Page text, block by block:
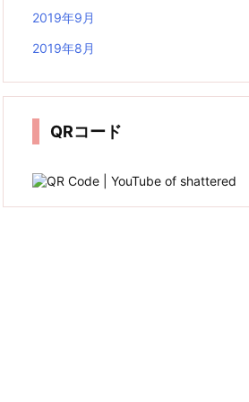
2019年9月
2019年8月
QRコード